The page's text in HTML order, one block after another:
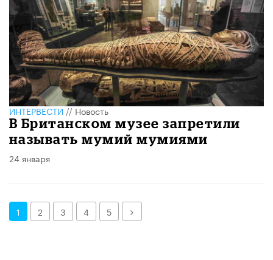
ИНТЕРВЕСТИ//Новость
В Британском музее запретили
называть мумий мумиями
24 января
1 2 3 4 5 Далее